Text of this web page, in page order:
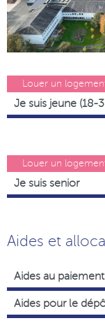
Louer un
Je suis jeune (18-
Louer un
Je suis senior
Aides et
Aides au
Aides pour le